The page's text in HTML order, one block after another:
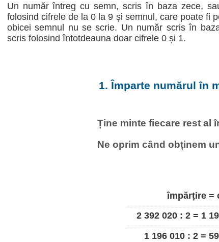
Un număr întreg cu semn, scris în baza zece,
folosind cifrele de la 0 la 9 și semnul, care poate fi
obicei semnul nu se scrie. Un număr scris în
scris folosind întotdeauna doar cifrele 0 și 1.
1. Împarte numărul în
Ține minte fiecare rest al
Ne oprim când obținem
împărțire =
2 392 020 : 2 = 1
1 196 010 : 2 =